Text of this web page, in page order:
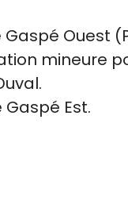
Ouest
mineure
Est.